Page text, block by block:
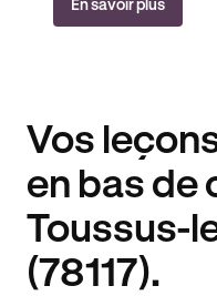
En savoir plus
Vos
en bas de
Toussus-
(78117).